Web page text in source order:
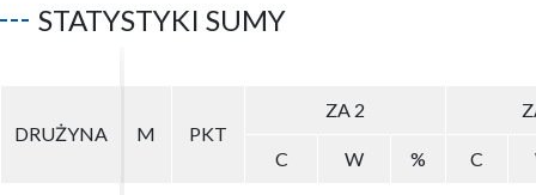
STATYSTYKI SUMY
DRUŻYNA M PKT
ZA 2
C
W % C
DRUŻYNA M PKT
ZA 2
C
W % C